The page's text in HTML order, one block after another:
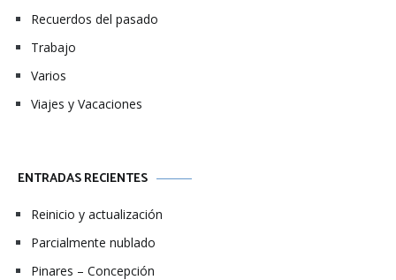
Recuerdos del pasado
Trabajo
Varios
Viajes y Vacaciones
ENTRADAS RECIENTES
Reinicio y actualización
Parcialmente nublado
Pinares – Concepción